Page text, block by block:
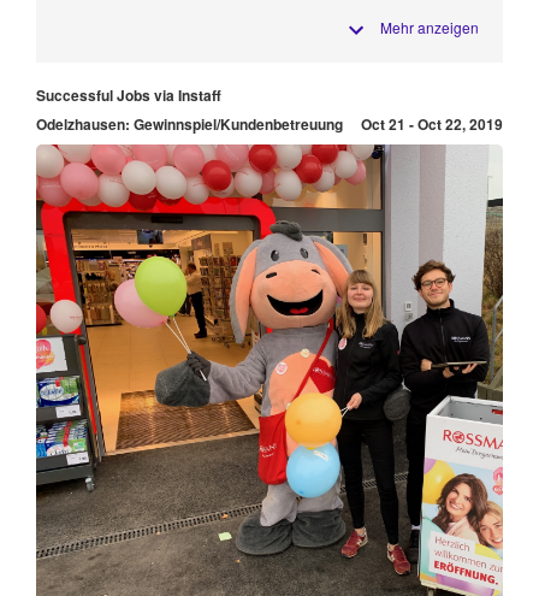
Mehr anzeigen
Successful Jobs via Instaff
Odelzhausen: Gewinnspiel/Kundenbetreuung
Oct 21 - Oct 22, 2019